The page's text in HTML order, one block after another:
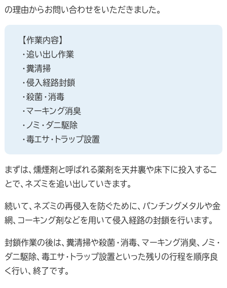
の理由からお問い合わせをいただきました。
【作業内容】
・追い出し作業
・糞清掃
・侵入経路封鎖
・殺菌・消毒
・マーキング消臭
・ノミ・ダニ駆除
・毒エサ・トラップ設置
まずは、燻煙剤と呼ばれる薬剤を天井裏や床下に投入するこ
とで、ネズミを追い出していきます。
続いて、ネズミの再侵入を防ぐために、パンチングメタルや金
網、コーキング剤などを用いて侵入経路の封鎖を行います。
封鎖作業の後は、糞清掃や殺菌・消毒、マーキング消臭、ノミ・
ダニ駆除、毒エサ・トラップ設置といった残りの行程を順序良
く行い、終了です。